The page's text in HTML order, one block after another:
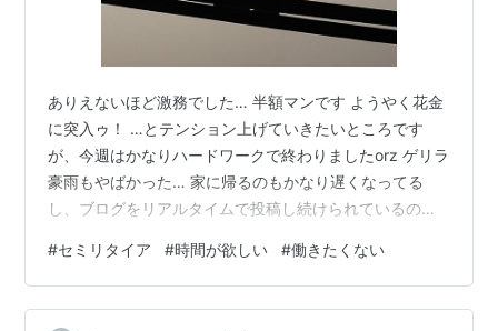
ありえないほど激務でした… 半額マンです ようやく花金
に突入ゥ！ …とテンション上げていきたいところです
が、今週はかなりハードワークで終わりましたorz ゲリラ
豪雨もやばかった… 家に帰るのもかなり遅くなってる
し、ブログをリアルタイムで投稿し続けられているのが
投稿してる感じになってますが、それが途絶えたら疲れ
て寝落ちしたと思ってください…😭 いやあ次から次へと
仕事が降ってくるような状況…ずっと座りっぱなしだっ
#セミリタイア #時間が欲しい #働きたくない